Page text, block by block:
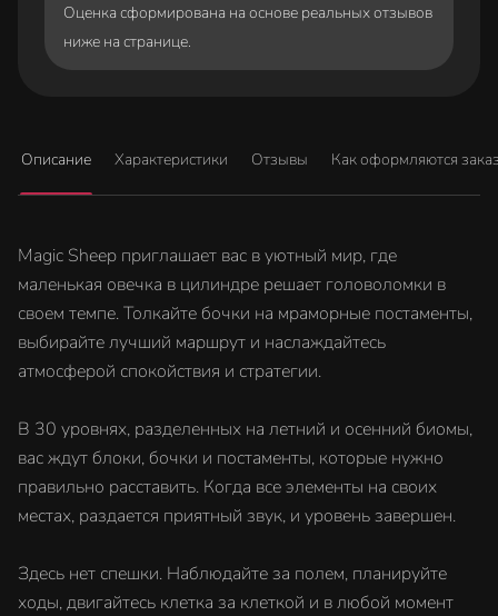
Оценка сформирована на основе реальных отзывов
ниже на странице.
Описание Характеристики Отзывы Как оформляются
Magic Sheep приглашает вас в уютный мир, где
маленькая овечка в цилиндре решает головоломки в
своем темпе. Толкайте бочки на мраморные постаменты,
выбирайте лучший маршрут и наслаждайтесь
атмосферой спокойствия и стратегии.
В 30 уровнях, разделенных на летний и осенний биомы,
вас ждут блоки, бочки и постаменты, которые нужно
правильно расставить. Когда все элементы на своих
местах, раздается приятный звук, и уровень завершен.
Здесь нет спешки. Наблюдайте за полем, планируйте
ходы, двигайтесь клетка за клеткой и в любой момент